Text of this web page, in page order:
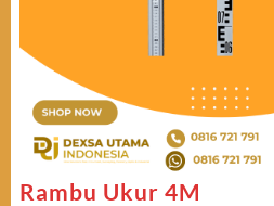
Rambu Ukur 4M